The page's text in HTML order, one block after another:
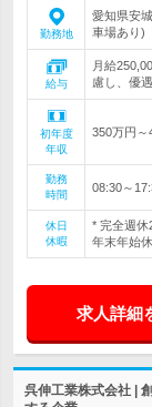
勤務地
愛知県安
車場あり)
給与
月給
慮し、優
初年度
年収
350万円～
勤務
時間
08:30～
休日
休暇
* 完全週休
年末年始
求人詳細
呉伸工業株式会社 |